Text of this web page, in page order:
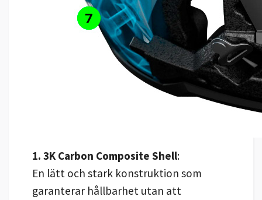
1. 3K Carbon Composite Shell:
En lätt och stark konstruktion som
garanterar hållbarhet utan att